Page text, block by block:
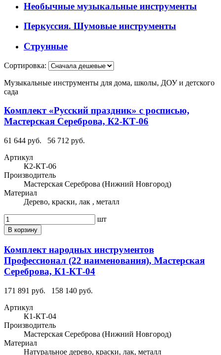
Необычные музыкальные инструменты
Перкуссия. Шумовые инструменты
Струнные
Сортировка:
Музыкальные инструменты для дома, школы, ДОУ и детского
сада
Комплект «Русский праздник» с росписью,
Мастерская Сереброва, К2-КТ-06
61 644 руб.
56 712 руб.
Артикул
К2-КТ-06
Производитель
Мастерская Сереброва (Нижний Новгород)
Материал
Дерево, краски, лак , металл
шт
В корзину
Комплект народных инструментов
Профессионал (22 наименования), Мастерская
Сереброва, К1-КТ-04
171 891 руб.
158 140 руб.
Артикул
К1-КТ-04
Производитель
Мастерская Сереброва (Нижний Новгород)
Материал
Натуральное дерево, краски, лак, металл